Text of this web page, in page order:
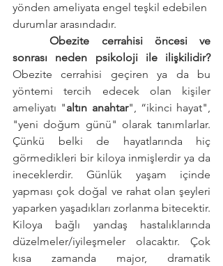
yönden ameliyata engel teşkil edebilen
durumlar arasındadır.
Obezite cerrahisi öncesi ve
sonrası neden psikoloji ile ilişkilidir?
Obezite cerrahisi geçiren ya da bu
yöntemi tercih edecek olan kişiler
ameliyatı "altın anahtar", “ikinci hayat",
"yeni doğum günü" olarak tanımlarlar.
Çünkü belki de hayatlarında hiç
görmedikleri bir kiloya inmişlerdir ya da
ineceklerdir. Günlük yaşam içinde
yapması çok doğal ve rahat olan şeyleri
yaparken yaşadıkları zorlanma bitecektir.
Kiloya bağlı yandaş hastalıklarında
düzelmeler/iyileşmeler olacaktır. Çok
kısa zamanda major, dramatik